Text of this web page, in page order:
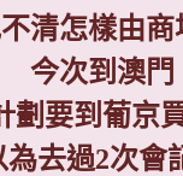
清怎樣由商
今次到澳門
劃要到葡京
為去過2次會